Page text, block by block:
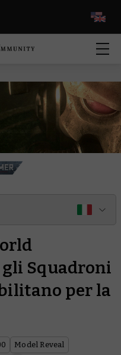
Squadroni
per la
Model Reveal